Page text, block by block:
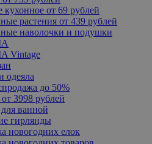
кухонное от 69 рублей
растения от 439 рублей
наволочки и подушки
Vintage
одеяла
до 50%
3998 рублей
ванной
гирлянды
новогодних елок